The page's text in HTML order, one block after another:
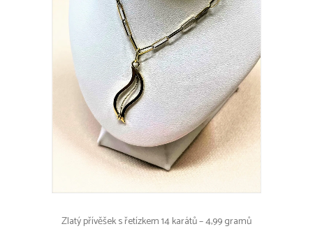
Zlatý přívěšek s řetízkem 14 karátů – 4,99 gramů